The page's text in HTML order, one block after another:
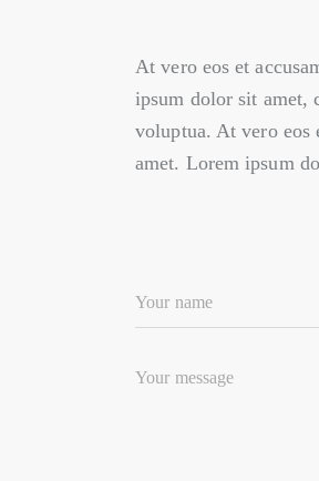
At vero eos et
ipsum dolor sit amet,
voluptua. At vero eos
amet. Lorem ipsum